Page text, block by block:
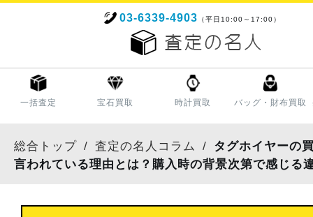
03-6339-4903 （平日10:00～17:00）
一括査定 宝石買取 時計買取 バッグ・財布買取
総合トップ 査定の名人コラム
タグホイヤーの
言われている理由とは？購入時の背景次第で感じる